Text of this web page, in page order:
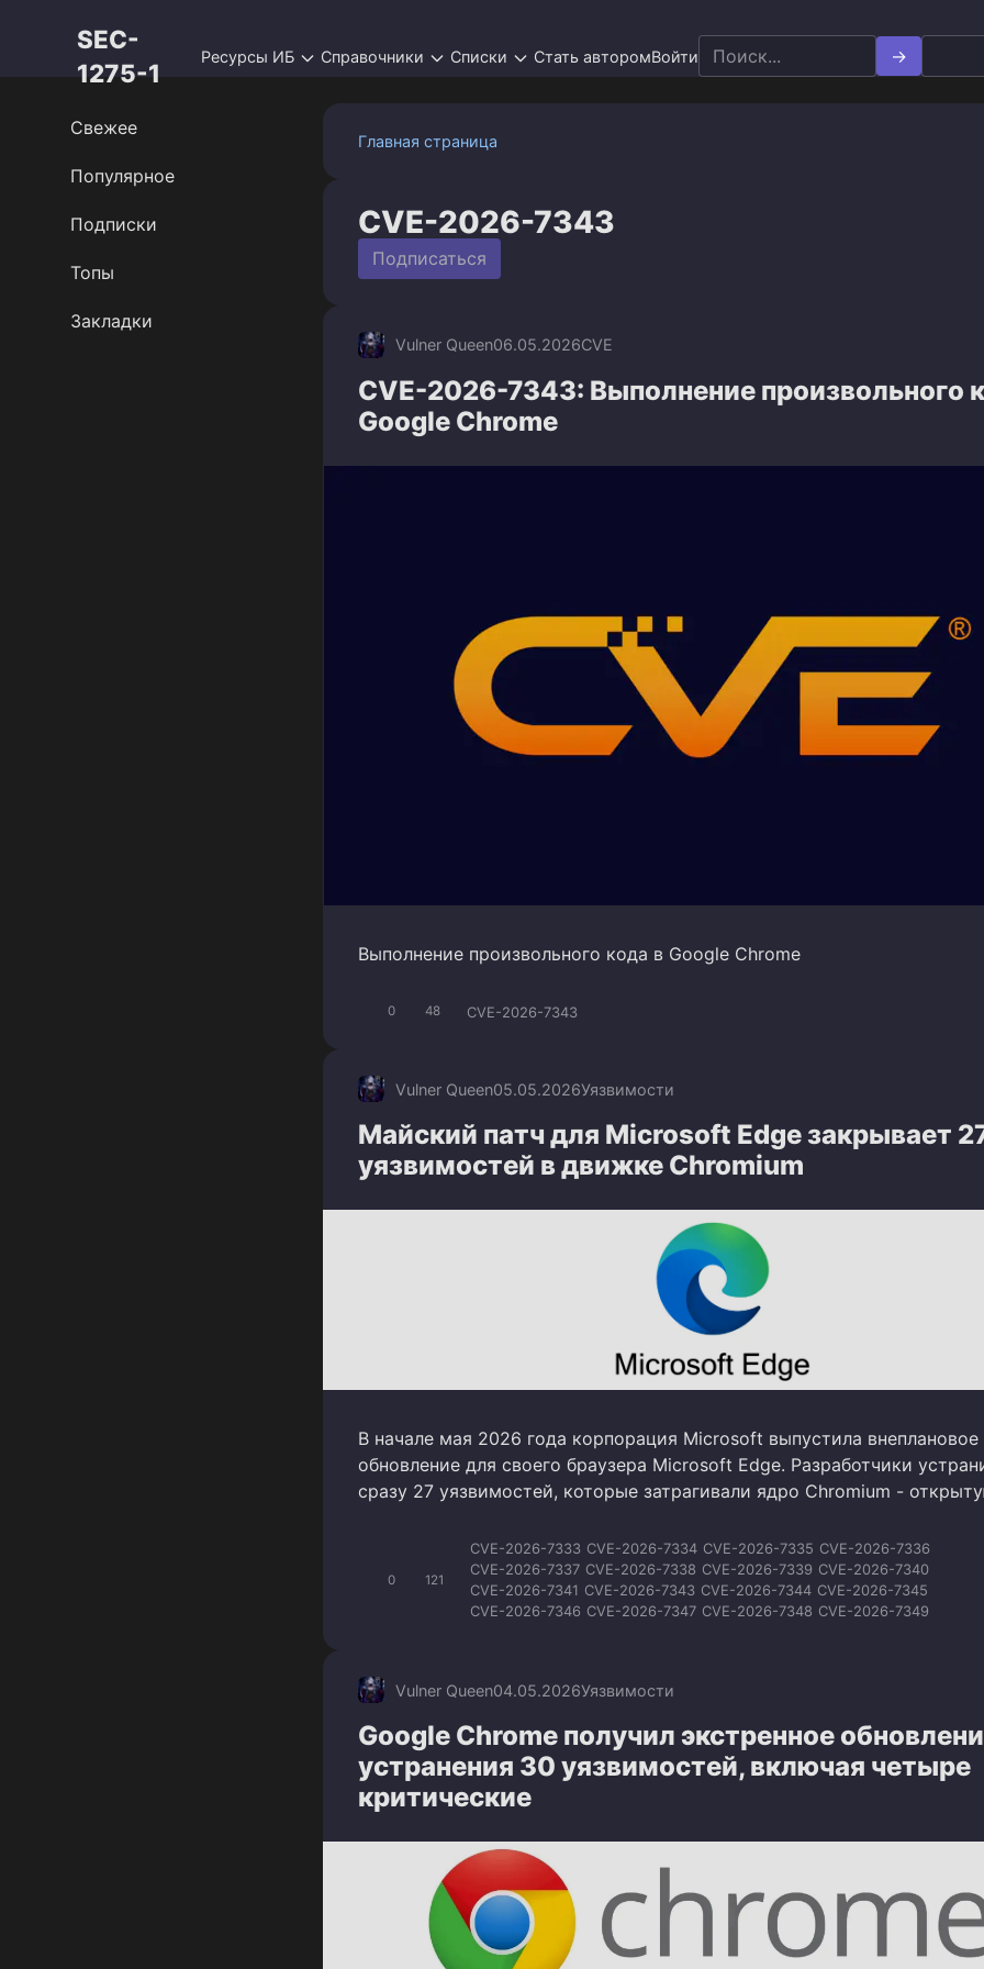
SEC-
1275-1
Ресурсы ИБ Справочники Списки Стать авторомВойти Search
for:
Главная страница
CVE-2026-7343
Подписаться
Vulner Queen06.05.2026CVE
CVE-2026-7343: Выполнение произвольного
Google Chrome
Выполнение произвольного кода в Google Chrome
0 48 CVE-2026-7343
Vulner Queen05.05.2026Уязвимости
Майский патч для Microsoft Edge закрывает
уязвимостей в движке Chromium
В начале мая 2026 года корпорация Microsoft выпустила внеплановое
обновление для своего браузера Microsoft Edge. Разработчики
сразу 27 уязвимостей, которые затрагивали ядро Chromium -
0 121
CVE-2026-7333 CVE-2026-7334 CVE-2026-7335 CVE-2026-7336
CVE-2026-7337 CVE-2026-7338 CVE-2026-7339 CVE-2026-7340
CVE-2026-7341 CVE-2026-7343 CVE-2026-7344 CVE-2026-7345
CVE-2026-7346 CVE-2026-7347 CVE-2026-7348 CVE-2026-7349
Vulner Queen04.05.2026Уязвимости
Google Chrome получил экстренное
устранения 30 уязвимостей, включая четыре
критические
Свежее
Популярное
Подписки
Топы
Закладки